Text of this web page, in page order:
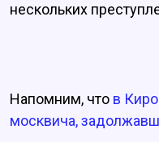
нескольких
Напомним, что в
москвича,